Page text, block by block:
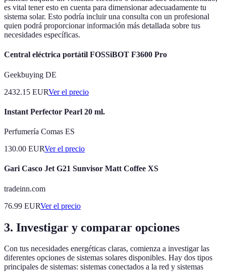
es vital tener esto en cuenta para dimensionar adecuadamente tu
sistema solar. Esto podría incluir una consulta con un profesional
quien podrá proporcionar información más detallada sobre tus
necesidades específicas.
Central eléctrica portátil FOSSiBOT F3600 Pro
Geekbuying DE
2432.15 EURVer el precio
Instant Perfector Pearl 20 ml.
Perfumería Comas ES
130.00 EURVer el precio
Gari Casco Jet G21 Sunvisor Matt Coffee XS
tradeinn.com
76.99 EURVer el precio
3. Investigar y comparar opciones
Con tus necesidades energéticas claras, comienza a investigar las
diferentes opciones de sistemas solares disponibles. Hay dos tipos
principales de sistemas: sistemas conectados a la red y sistemas